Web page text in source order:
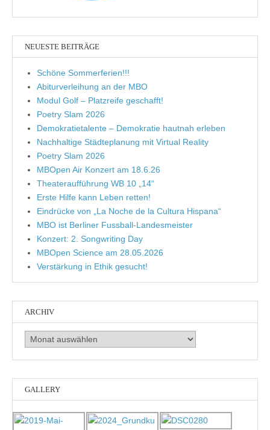
NEUESTE BEITRÄGE
Schöne Sommerferien!!!
Abiturverleihung an der MBO
Modul Golf – Platzreife geschafft!
Poetry Slam 2026
Demokratietalente – Demokratie hautnah erleben
Nachhaltige Städteplanung mit Virtual Reality
Poetry Slam 2026
MBOpen Air Konzert am 18.6.26
Theateraufführung WB 10 „14“
Erste Hilfe kann Leben retten!
Eindrücke von „La Noche de la Cultura Hispana“
MBO ist Berliner Fussball-Landesmeister
Konzert: 2. Songwriting Day
MBOpen Science am 28.05.2026
Verstärkung in Ethik gesucht!
ARCHIV
Archiv
GALLERY